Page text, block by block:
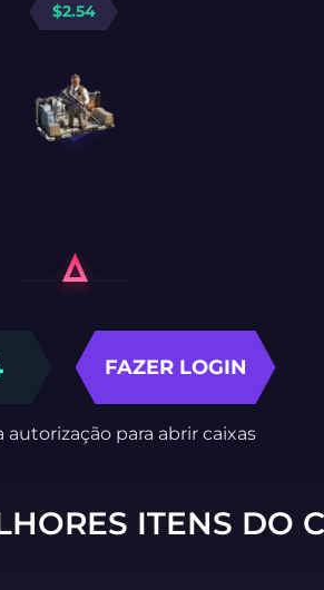
$2.54
FAZER LOGIN
autorização para abrir caixas
ITENS DO